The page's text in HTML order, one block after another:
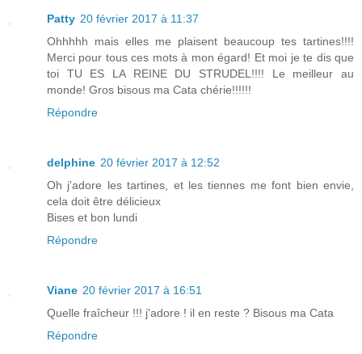
Patty 20 février 2017 à 11:37
Ohhhhh mais elles me plaisent beaucoup tes tartines!!!!
Merci pour tous ces mots à mon égard! Et moi je te dis que
toi TU ES LA REINE DU STRUDEL!!!! Le meilleur au
monde! Gros bisous ma Cata chérie!!!!!!
Répondre
delphine 20 février 2017 à 12:52
Oh j'adore les tartines, et les tiennes me font bien envie,
cela doit être délicieux
Bises et bon lundi
Répondre
Viane 20 février 2017 à 16:51
Quelle fraîcheur !!! j'adore ! il en reste ? Bisous ma Cata
Répondre